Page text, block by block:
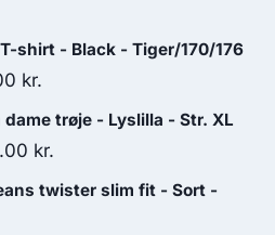
shirt - Black - Tiger/170/176
kr.
price
is:
dame trøje - Lyslilla - Str. XL
kr.
price
twister slim fit - Sort -